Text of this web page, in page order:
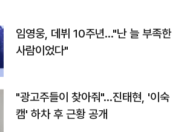
임영웅, 데뷔 10주년…"난 늘 부족한
사람이었다"
"광고주들이 찾아줘"…진태현, '이숙
캠' 하차 후 근황 공개